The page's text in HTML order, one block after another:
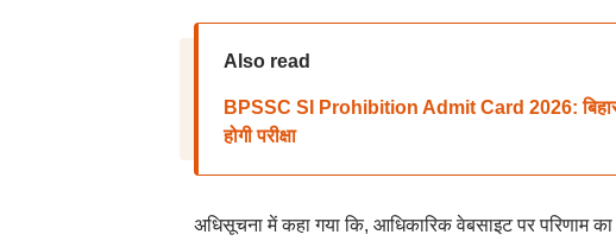
Also read
BPSSC SI Prohibition Admit Card 2026: बिहार
होगी परीक्षा
अधिसूचना में कहा गया कि, आधिकारिक वेबसाइट पर परिणाम